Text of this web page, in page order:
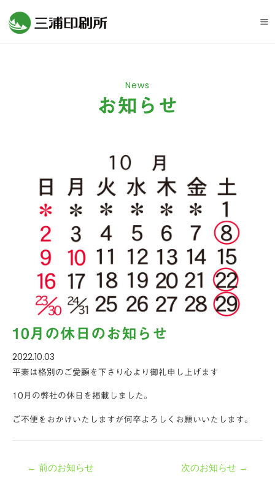
News
お知らせ
10月の休日のお知らせ
2022.10.03
平素は格別のご愛顧を下さり心より御礼申し上げます
10月の弊社の休日を掲載しました。
ご不便をおかけいたしますが何卒よろしくお願いいたします。
← 前のお知らせ 次のお知らせ →